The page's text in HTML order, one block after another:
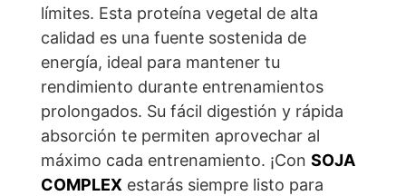
límites. Esta proteína vegetal de alta
calidad es una fuente sostenida de
energía, ideal para mantener tu
rendimiento durante entrenamientos
prolongados. Su fácil digestión y rápida
absorción te permiten aprovechar al
máximo cada entrenamiento. ¡Con SOJA
COMPLEX estarás siempre listo para